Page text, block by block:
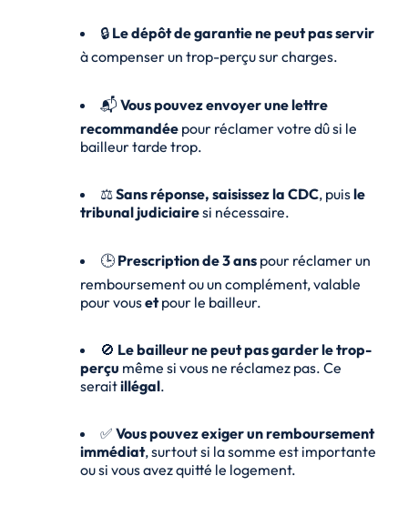
🔒 Le dépôt de garantie ne peut pas servir
à compenser un trop-perçu sur charges.
📬 Vous pouvez envoyer une lettre
recommandée pour réclamer votre dû si le
bailleur tarde trop.
⚖️Sans réponse, saisissez la CDC, puisle
tribunal judiciairesi nécessaire.
🕒 Prescription de 3 ans pour réclamer un
remboursement ou un complément, valable
pour vousetpour le bailleur.
🚫 Le bailleur ne peut pas garder le trop-
perçu même si vous ne réclamez pas. Ce
seraitillégal.
✅ Vous pouvez exiger un remboursement
immédiat, surtout si la somme est importante
ou si vous avez quitté le logement.